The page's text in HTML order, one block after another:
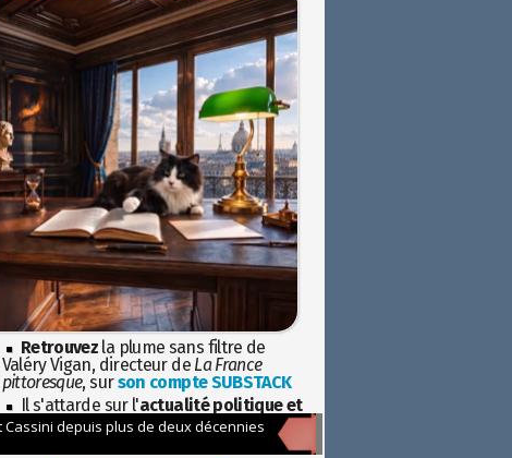
Retrouvez la plume sans filtre de
Valéry Vigan, directeur de La France
pittoresque, surson compte SUBSTACK
Il s'attarde sur l'actualité politique et
sociétaleavec la hauteur de vue de